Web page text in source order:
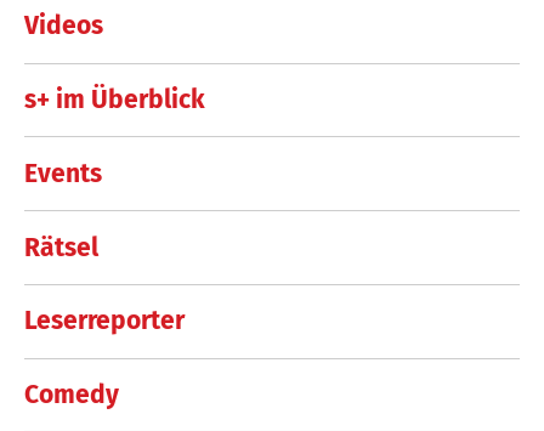
Videos
s+ im Überblick
Events
Rätsel
Leserreporter
Comedy